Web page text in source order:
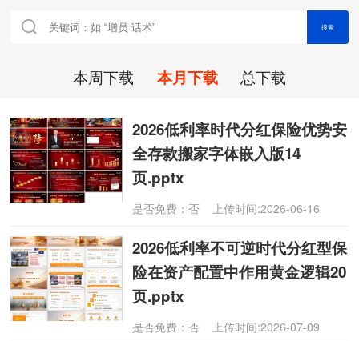
搜索
本周下载 本月下载 总下载
2026低利率时代分红保险优势安
全存款搬家字体嵌入版14
页.pptx
是否免费：否 上传时间:2026-06-16
2026低利率不可逆时代分红型保
险在资产配置中作用黄金逻辑20
页.pptx
是否免费：否 上传时间:2026-07-09